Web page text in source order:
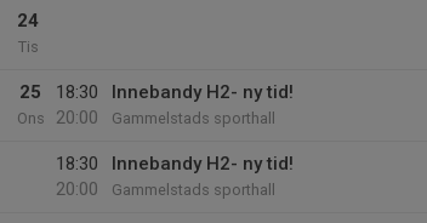
24
Tis
25
Ons
18:30
20:00
Innebandy H2- ny tid!
Gammelstads sporthall
18:30
20:00
Innebandy H2- ny tid!
Gammelstads sporthall